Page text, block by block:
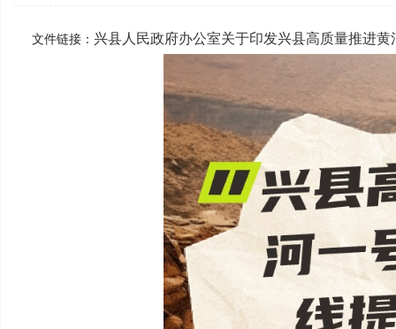
文件链接： 兴县人民政府办公室关于印发兴县高质量推进